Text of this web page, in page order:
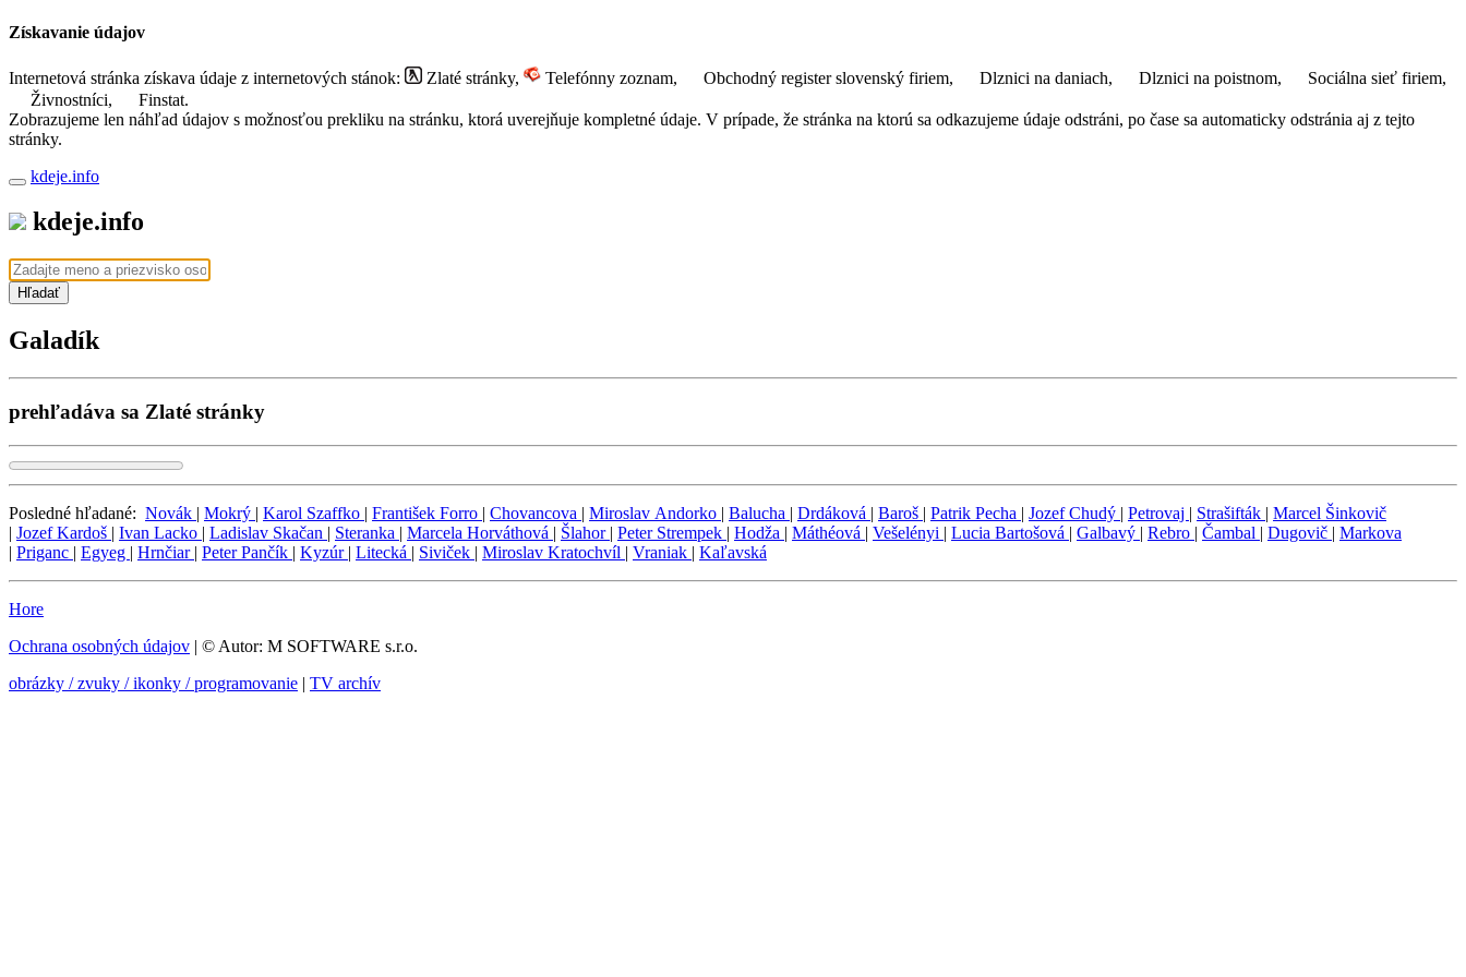
Získavanie údajov
Internetová stránka získava údaje z internetových stánok: Zlaté stránky, Telefónny zoznam, Obchodný register slovenský firiem, Dlznici na daniach, Dlznici na poistnom,
Sociálna sieť firiem,
Živnostníci,
Finstat.
Zobrazujeme len náhľad údajov s možnosťou prekliku na stránku, ktorá uverejňuje kompletné údaje. V prípade, že stránka na ktorú sa odkazujeme údaje odstráni, po čase sa automaticky odstránia aj z tejto
stránky.
kdeje.info
kdeje.info
Hľadať
Galadík
prehľadáva sa Zlaté stránky
Posledné hľadané: Novák | Mokrý | Karol Szaffko | František Forro | Chovancova | Miroslav Andorko | Balucha | Drdáková | Baroš | Patrik Pecha | Jozef Chudý | Petrovaj | Strašifták | Marcel Šinkovič
| Jozef Kardoš | Ivan Lacko | Ladislav Skačan | Steranka | Marcela Horváthová | Šlahor | Peter Strempek | Hodža | Máthéová | Vešelényi | Lucia Bartošová | Galbavý | Rebro | Čambal | Dugovič | Markova
| Priganc | Egyeg | Hrnčiar | Peter Pančík | Kyzúr | Litecká | Siviček | Miroslav Kratochvíl | Vraniak | Kaľavská
Hore
Ochrana osobných údajov | © Autor: M SOFTWARE s.r.o.
obrázky / zvuky / ikonky / programovanie | TV archív